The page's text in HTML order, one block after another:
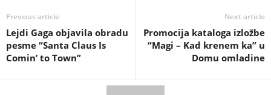
Previous article
Lejdi Gaga objavila obradu
pesme “Santa Claus Is
Comin’ to Town”
Next article
Promocija kataloga izložbe
“Magi – Kad krenem ka” u
Domu omladine